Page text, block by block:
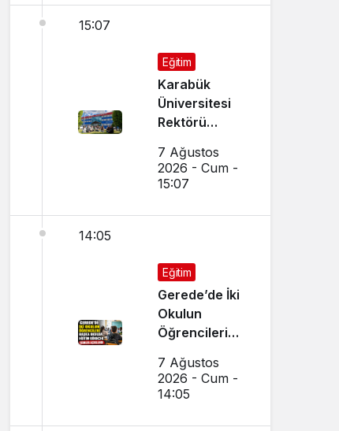
15:07
Eğitim
Karabük
Üniversitesi
Rektörü
Aday
Öğrencilere
7 Ağustos
2026 - Cum -
15:07
14:05
Eğitim
Gerede’de İki
Okulun
Öğrencileri
Eğitim
Görecek
7 Ağustos
2026 - Cum -
14:05